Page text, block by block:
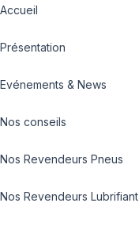
Accueil
Présentation
Evénements & News
Nos conseils
Nos Revendeurs Pneus
Nos Revendeurs Lubrifiant